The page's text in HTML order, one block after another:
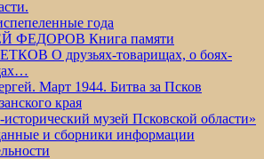
года
ФЕДОРОВ Книга памяти
О друзьях-товарищах, о боях-
Март 1944. Битва за Псков
края
музей Псковской области»
и сборники информации